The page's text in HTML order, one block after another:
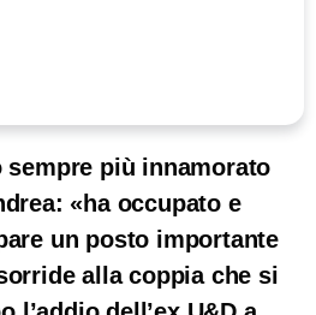
sempre più innamorato
«ha occupato e
un posto importante
alla coppia che si